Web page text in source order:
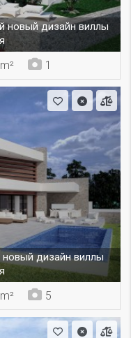
новый дизайн виллы
1
дизайн виллы
5